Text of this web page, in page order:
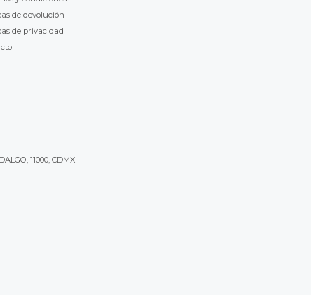
de devolución
de privacidad
11000, CDMX